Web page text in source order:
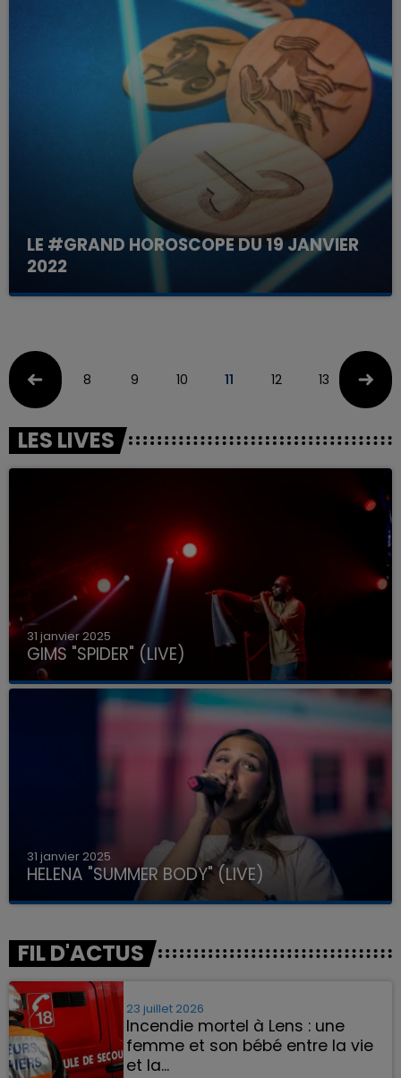
LE #GRAND HOROSCOPE DU 19 JANVIER
2022
Votre horoscope du jour
8 9 10 11 12 13 14
LES LIVES
31 janvier 2025
GIMS "SPIDER" (LIVE)
31 janvier 2025
HELENA "SUMMER BODY" (LIVE)
FIL D'ACTUS
23 juillet 2026
Incendie mortel à Lens : une
femme et son bébé entre la vie
et la...